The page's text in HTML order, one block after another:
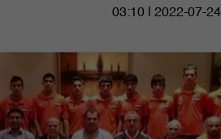
03:10 | 2022-07-24